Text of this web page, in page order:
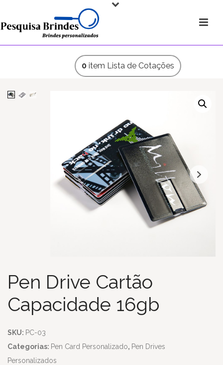
0item Lista de Cotações
Pen Drive Cartão
Capacidade 16gb
SKU: PC-03
Categorias: Pen Card Personalizado, Pen Drives
Personalizados